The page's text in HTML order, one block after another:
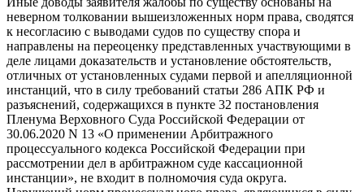
неверном толковании вышеизложенных норм права, сводятся
к несогласию с выводами судов по существу спора и
направлены на переоценку представленных участвующими в
деле лицами доказательств и установление обстоятельств,
отличных от установленных судами первой и апелляционной
инстанций, что в силу требований статьи 286 АПК РФ и
разъяснений, содержащихся в пункте 32 постановления
Пленума Верховного Суда Российской Федерации от
30.06.2020 N 13 «О применении Арбитражного
процессуального кодекса Российской Федерации при
рассмотрении дел в арбитражном суде кассационной
инстанции», не входит в полномочия суда округа.